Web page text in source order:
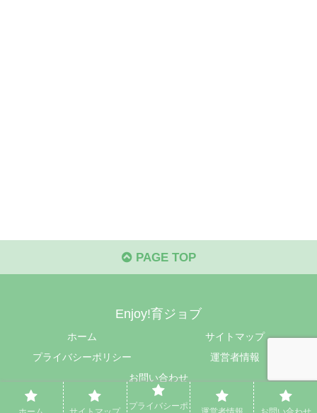
PAGE TOP
Enjoy!育ジョブ
ホーム
サイトマップ
プライバシーポリシー
運営者情報
お問い合わせ
© 2024 Enjoy!育ジョブ.
プライバシーポ